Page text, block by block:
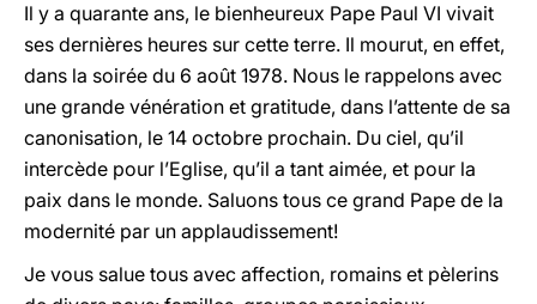
Il y a quarante ans, le bienheureux Pape Paul VI vivait
ses dernières heures sur cette terre. Il mourut, en effet,
dans la soirée du 6 août 1978. Nous le rappelons avec
une grande vénération et gratitude, dans l’attente de sa
canonisation, le 14 octobre prochain. Du ciel, qu’il
intercède pour l’Eglise, qu’il a tant aimée, et pour la
paix dans le monde. Saluons tous ce grand Pape de la
modernité par un applaudissement!
Je vous salue tous avec affection, romains et pèlerins